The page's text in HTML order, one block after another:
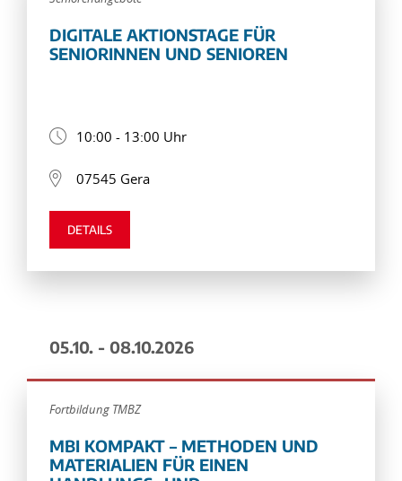
DIGITALE AKTIONSTAGE FÜR
SENIORINNEN UND SENIOREN
10:00 - 13:00 Uhr
07545 Gera
DETAILS
05.10. - 08.10.2026
Fortbildung TMBZ
MBI KOMPAKT – METHODEN UND
MATERIALIEN FÜR EINEN